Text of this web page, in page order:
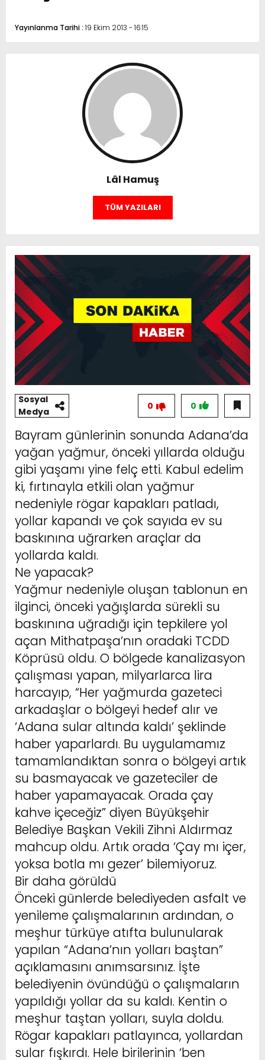
Yayınlanma Tarihi : 19 Ekim 2013 - 16:15
Lâl Hamuş
TÜM YAZILARI
Sosyal
Medya
0
0
Bayram günlerinin sonunda Adana’da
yağan yağmur, önceki yıllarda olduğu
gibi yaşamı yine felç etti. Kabul edelim
ki, fırtınayla etkili olan yağmur
nedeniyle rögar kapakları patladı,
yollar kapandı ve çok sayıda ev su
baskınına uğrarken araçlar da
yollarda kaldı.
Ne yapacak?
Yağmur nedeniyle oluşan tablonun en
ilginci, önceki yağışlarda sürekli su
baskınına uğradığı için tepkilere yol
açan Mithatpaşa’nın oradaki TCDD
Köprüsü oldu. O bölgede kanalizasyon
çalışması yapan, milyarlarca lira
harcayıp, “Her yağmurda gazeteci
arkadaşlar o bölgeyi hedef alır ve
‘Adana sular altında kaldı’ şeklinde
haber yaparlardı. Bu uygulamamız
tamamlandıktan sonra o bölgeyi artık
su basmayacak ve gazeteciler de
haber yapamayacak. Orada çay
kahve içeceğiz” diyen Büyükşehir
Belediye Başkan Vekili Zihni Aldırmaz
mahcup oldu. Artık orada ‘Çay mı içer,
yoksa botla mı gezer’ bilemiyoruz.
Bir daha görüldü
Önceki günlerde belediyeden asfalt ve
yenileme çalışmalarının ardından, o
meşhur türküye atıfta bulunularak
yapılan “Adana’nın yolları baştan”
açıklamasını anımsarsınız. İşte
belediyenin övündüğü o çalışmaların
yapıldığı yollar da su kaldı. Kentin o
meşhur taştan yolları, suyla doldu.
Rögar kapakları patlayınca, yollardan
sular fışkırdı. Hele birilerinin ‘ben